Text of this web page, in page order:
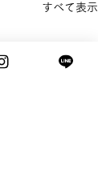
すべて表示